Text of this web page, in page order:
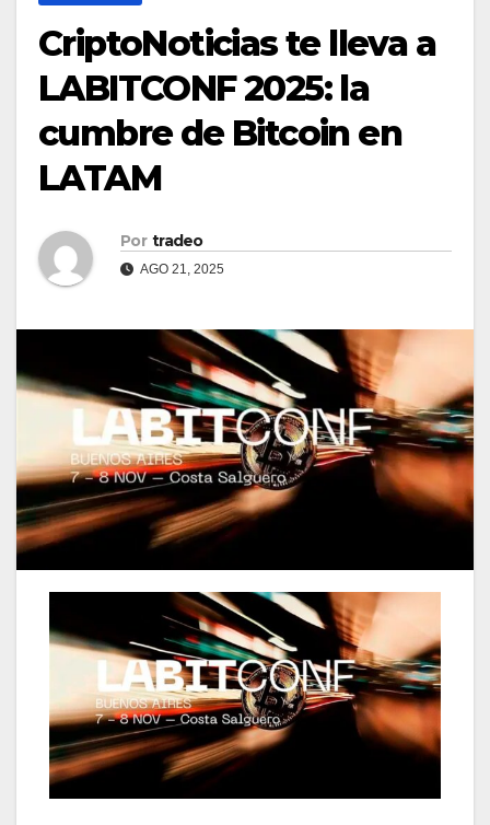
CriptoNoticias te lleva a
LABITCONF 2025: la
cumbre de Bitcoin en
LATAM
Por tradeo
AGO 21, 2025